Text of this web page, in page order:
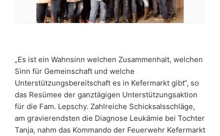
„Es ist ein Wahnsinn welchen Zusammenhalt, welchen
Sinn für Gemeinschaft und welche
Unterstützungsbereitschaft es in Kefermarkt gibt“, so
das Resümee der ganztägigen Unterstützungsaktion
für die Fam. Lepschy. Zahlreiche Schicksalsschläge,
am gravierendsten die Diagnose Leukämie bei Tochter
Tanja, nahm das Kommando der Feuerwehr Kefermarkt